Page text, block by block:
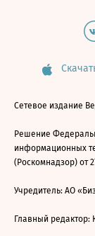
Сетевое издание
Решение
информационных
(Роскомнадзор) от
Учредитель: АО
Главный редактор: